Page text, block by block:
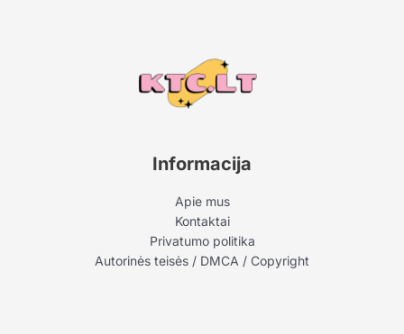
Informacija
Apie mus
Kontaktai
Privatumo politika
Autorinės teisės / DMCA / Copyright